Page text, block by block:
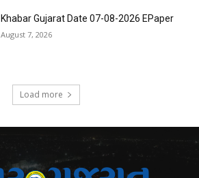
Khabar Gujarat Date 07-08-2026 EPaper
August 7, 2026
Load more